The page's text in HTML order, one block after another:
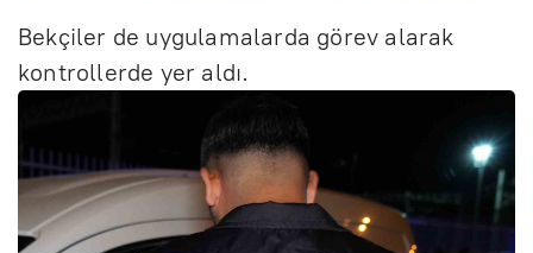
Bekçiler de uygulamalarda görev alarak
kontrollerde yer aldı.